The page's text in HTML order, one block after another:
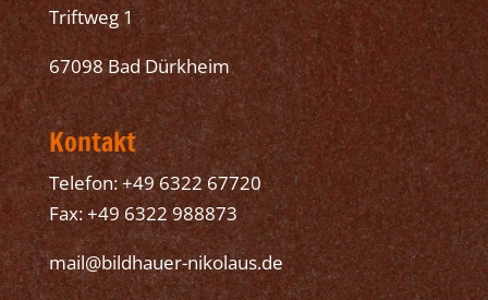
Triftweg 1
67098 Bad Dürkheim
Kontakt
Telefon: +49 6322 67720
Fax: +49 6322 988873
mail@bildhauer-nikolaus.de